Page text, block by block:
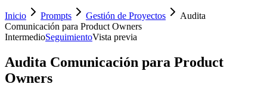
Inicio Prompts Gestión de Proyectos
Audita
Comunicación para Product Owners
IntermedioSeguimientoVista previa
Audita Comunicación para Product
Owners